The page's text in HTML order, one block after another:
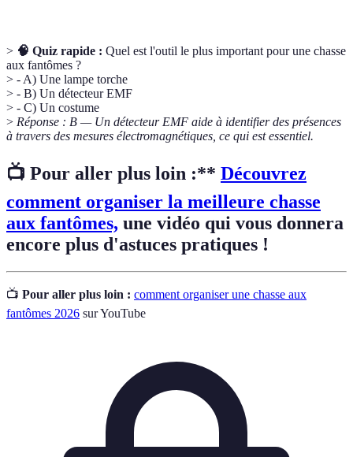
> 🧠 Quiz rapide : Quel est l'outil le plus important pour une chasse
aux fantômes ?
> - A) Une lampe torche
> - B) Un détecteur EMF
> - C) Un costume
> Réponse : B — Un détecteur EMF aide à identifier des présences
à travers des mesures électromagnétiques, ce qui est essentiel.
📺 Pour aller plus loin :** Découvrez
comment organiser la meilleure chasse
aux fantômes, une vidéo qui vous donnera
encore plus d'astuces pratiques !
📺 Pour aller plus loin : comment organiser une chasse aux
fantômes 2026 sur YouTube